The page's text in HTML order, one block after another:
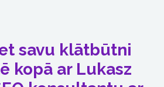
savu klātbūtni
kopā ar Lukasz